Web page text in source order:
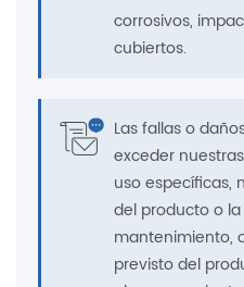
corrosivos,
cubiertos.
Las fallas o
exceder
uso específicas,
del producto o
mantenimiento,
previsto del